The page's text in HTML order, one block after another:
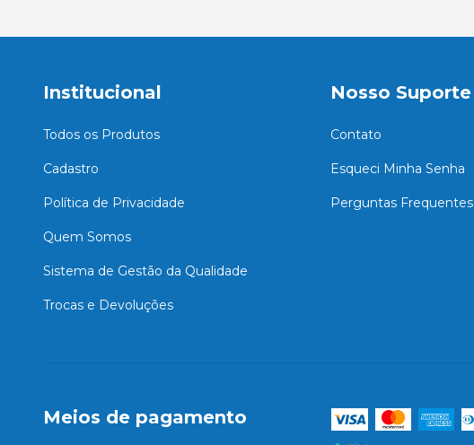
Institucional
Todos os Produtos
Cadastro
Política de Privacidade
Quem Somos
Sistema de Gestão da Qualidade
Trocas e Devoluções
Nosso Suporte
Contato
Esqueci Minha Senha
Perguntas Frequentes
Meios de pagamento